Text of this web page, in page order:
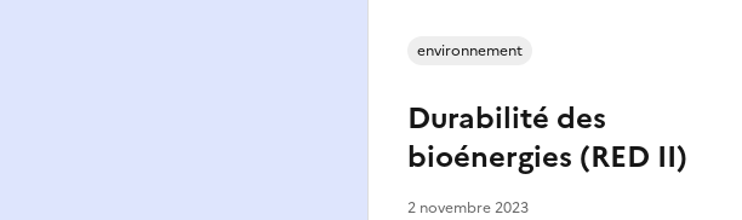
Durabilité des
bioénergies (RED II)
environnement
2 novembre 2023